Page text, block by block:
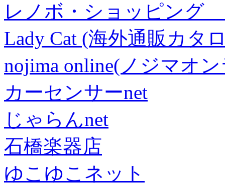
レノボ・ショッピング
Lady Cat (海外通販カタ
nojima online(ノジマオ
カーセンサーnet
じゃらんnet
石橋楽器店
ゆこゆこネット